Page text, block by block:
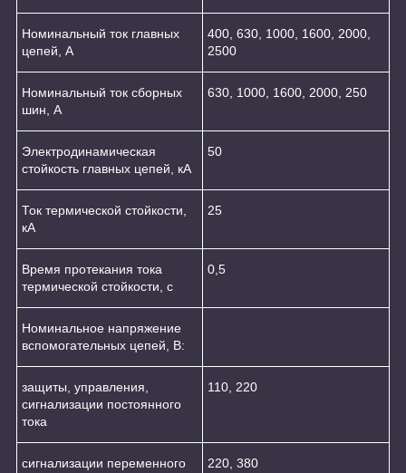
Номинальный ток главных
цепей, А
400, 630, 1000, 1600, 2000,
2500
Номинальный ток сборных
шин, А
630, 1000, 1600, 2000, 250
Электродинамическая
стойкость главных цепей, кА
50
Ток термической стойкости,
кА
25
Время протекания тока
термической стойкости, с
0,5
Номинальное напряжение
вспомогательных цепей, В:
защиты, управления,
сигнализации постоянного
тока
110, 220
сигнализации переменного
220, 380